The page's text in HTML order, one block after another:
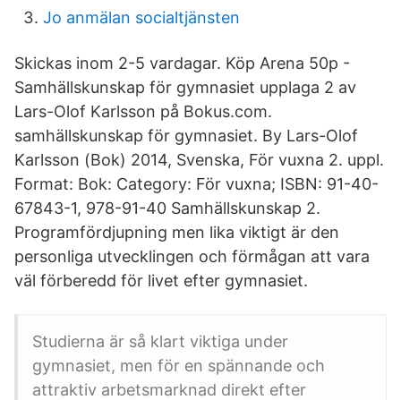
Jo anmälan socialtjänsten
Skickas inom 2-5 vardagar. Köp Arena 50p -
Samhällskunskap för gymnasiet upplaga 2 av
Lars-Olof Karlsson på Bokus.com.
samhällskunskap för gymnasiet. By Lars-Olof
Karlsson (Bok) 2014, Svenska, För vuxna 2. uppl.
Format: Bok: Category: För vuxna; ISBN: 91-40-
67843-1, 978-91-40 Samhällskunskap 2.
Programfördjupning men lika viktigt är den
personliga utvecklingen och förmågan att vara
väl förberedd för livet efter gymnasiet.
Studierna är så klart viktiga under
gymnasiet, men för en spännande och
attraktiv arbetsmarknad direkt efter